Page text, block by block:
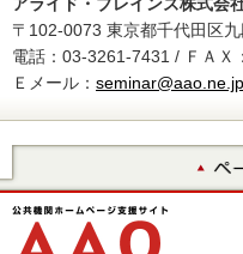
〒102-0073 東京都千代田区
電話：03-3261-7431 / ＦＡＸ
Ｅメール： seminar@aao.ne.jp